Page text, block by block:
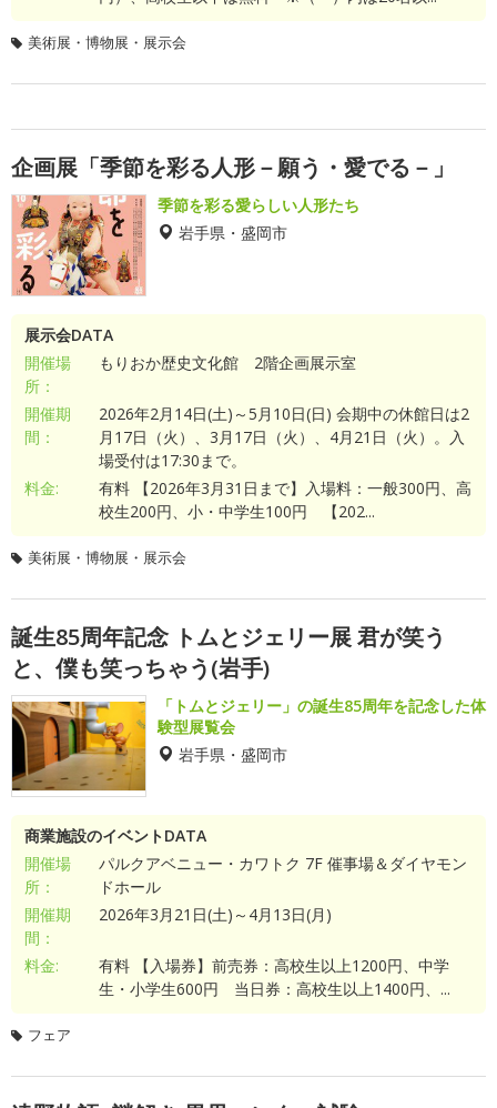
美術展・博物展・展示会
企画展「季節を彩る人形－願う・愛でる－」
季節を彩る愛らしい人形たち
岩手県・盛岡市
展示会DATA
開催場
所：
もりおか歴史文化館 2階企画展示室
開催期
間：
2026年2月14日(土)～5月10日(日) 会期中の休館日は2
月17日（火）、3月17日（火）、4月21日（火）。入
場受付は17:30まで。
料金:
有料 【2026年3月31日まで】入場料：一般300円、高
校生200円、小・中学生100円 【202...
美術展・博物展・展示会
誕生85周年記念 トムとジェリー展 君が笑う
と、僕も笑っちゃう(岩手)
「トムとジェリー」の誕生85周年を記念した体
験型展覧会
岩手県・盛岡市
商業施設のイベントDATA
開催場
所：
パルクアベニュー・カワトク 7F 催事場＆ダイヤモン
ドホール
開催期
間：
2026年3月21日(土)～4月13日(月)
料金:
有料 【入場券】前売券：高校生以上1200円、中学
生・小学生600円 当日券：高校生以上1400円、...
フェア